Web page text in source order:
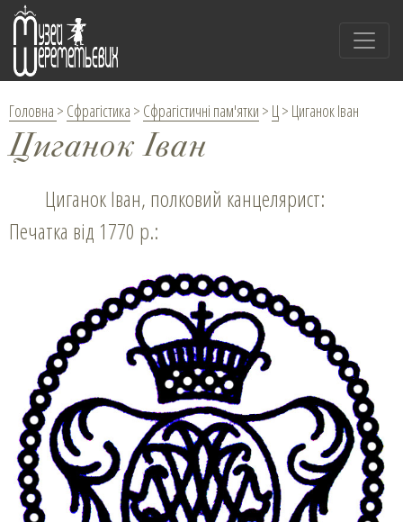
Головна > Сфрагістика > Сфрагістичні пам'ятки > Ц> Циганок Іван
Циганок Іван
Циганок Іван, полковий канцелярист:
Печатка від 1770 р.: